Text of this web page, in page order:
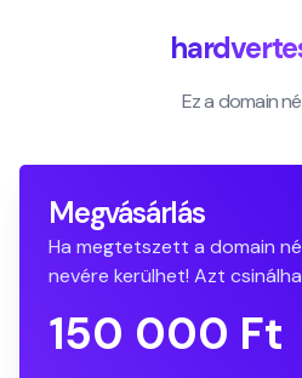
Ez a domain
Megvásárlás
Ha megtetszett a domain
nevére kerülhet! Azt
150 000 Ft